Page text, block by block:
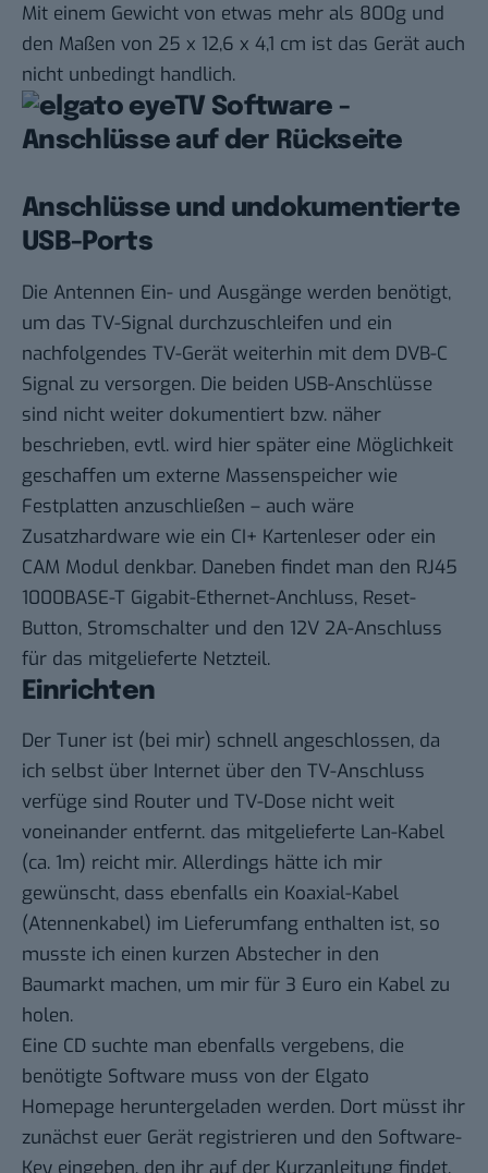
Mit einem Gewicht von etwas mehr als 800g und
den Maßen von 25 x 12,6 x 4,1 cm ist das Gerät auch
nicht unbedingt handlich.
Anschlüsse und undokumentierte
USB-Ports
Die Antennen Ein- und Ausgänge werden benötigt,
um das TV-Signal durchzuschleifen und ein
nachfolgendes TV-Gerät weiterhin mit dem DVB-C
Signal zu versorgen. Die beiden USB-Anschlüsse
sind nicht weiter dokumentiert bzw. näher
beschrieben, evtl. wird hier später eine Möglichkeit
geschaffen um externe Massenspeicher wie
Festplatten anzuschließen – auch wäre
Zusatzhardware wie ein CI+ Kartenleser oder ein
CAM Modul denkbar. Daneben findet man den RJ45
1000BASE-T Gigabit-Ethernet-Anchluss, Reset-
Button, Stromschalter und den 12V 2A-Anschluss
für das mitgelieferte Netzteil.
Einrichten
Der Tuner ist (bei mir) schnell angeschlossen, da
ich selbst über Internet über den TV-Anschluss
verfüge sind Router und TV-Dose nicht weit
voneinander entfernt. das mitgelieferte Lan-Kabel
(ca. 1m) reicht mir. Allerdings hätte ich mir
gewünscht, dass ebenfalls ein Koaxial-Kabel
(Atennenkabel) im Lieferumfang enthalten ist, so
musste ich einen kurzen Abstecher in den
Baumarkt machen, um mir für 3 Euro ein Kabel zu
holen.
Eine CD suchte man ebenfalls vergebens, die
benötigte Software muss von der Elgato
Homepage heruntergeladen werden. Dort müsst ihr
zunächst euer Gerät registrieren und den Software-
Key eingeben, den ihr auf der Kurzanleitung findet.